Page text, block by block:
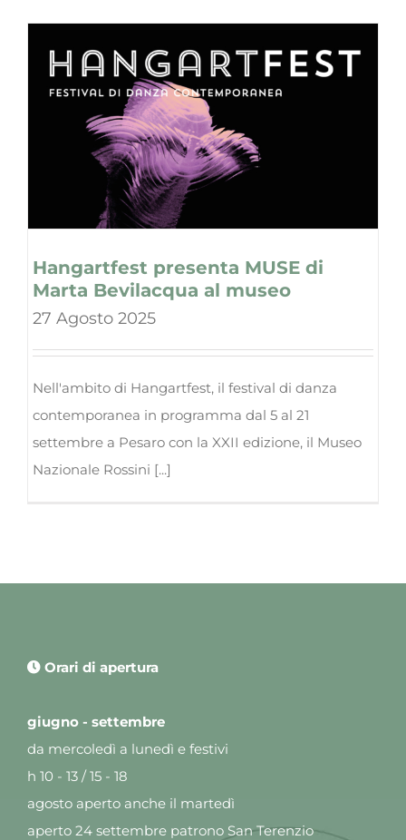
Hangartfest presenta MUSE di
Marta Bevilacqua al museo
27 Agosto 2025
Nell'ambito di Hangartfest, il festival di danza
contemporanea in programma dal 5 al 21
settembre a Pesaro con la XXII edizione, il Museo
Nazionale Rossini [...]
Orari di apertura
giugno - settembre
da mercoledì a lunedì e festivi
h 10 - 13 / 15 - 18
agosto aperto anche il martedì
aperto 24 settembre patrono San Terenzio